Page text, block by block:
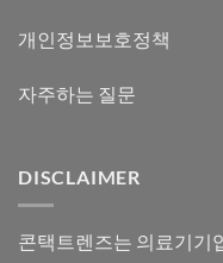
개인정보보호정책
자주하는 질문
DISCLAIMER
콘택트렌즈는 의료기기